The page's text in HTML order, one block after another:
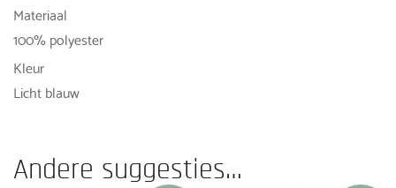
Materiaal
100% polyester
Kleur
Licht blauw
Andere suggesties…